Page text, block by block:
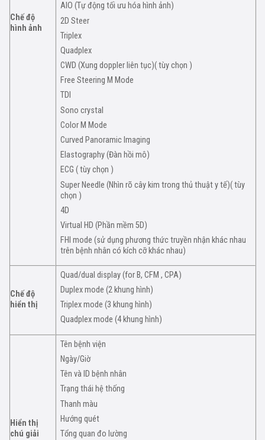
Chế độ
hình ảnh
AIO (Tự động tối ưu hóa hình ảnh)
2D Steer
Triplex
Quadplex
CWD (Xung doppler liên tục)( tùy chọn )
Free Steering M Mode
TDI
Sono crystal
Color M Mode
Curved Panoramic Imaging
Elastography (Đàn hồi mô)
ECG ( tùy chọn )
Super Needle (Nhìn rõ cây kim trong thủ thuật y tế)( tùy
chọn )
4D
Virtual HD (Phần mềm 5D)
FHI mode (sử dụng phương thức truyền nhận khác nhau
trên bệnh nhân có kích cỡ khác nhau)
Chế độ
hiển thị
Quad/dual display (for B, CFM , CPA)
Duplex mode (2 khung hình)
Triplex mode (3 khung hình)
Quadplex mode (4 khung hình)
Hiển thị
chú giải
Tên bệnh viện
Ngày/Giờ
Tên và ID bệnh nhân
Trạng thái hệ thống
Thanh màu
Hướng quét
Tổng quan đo lường